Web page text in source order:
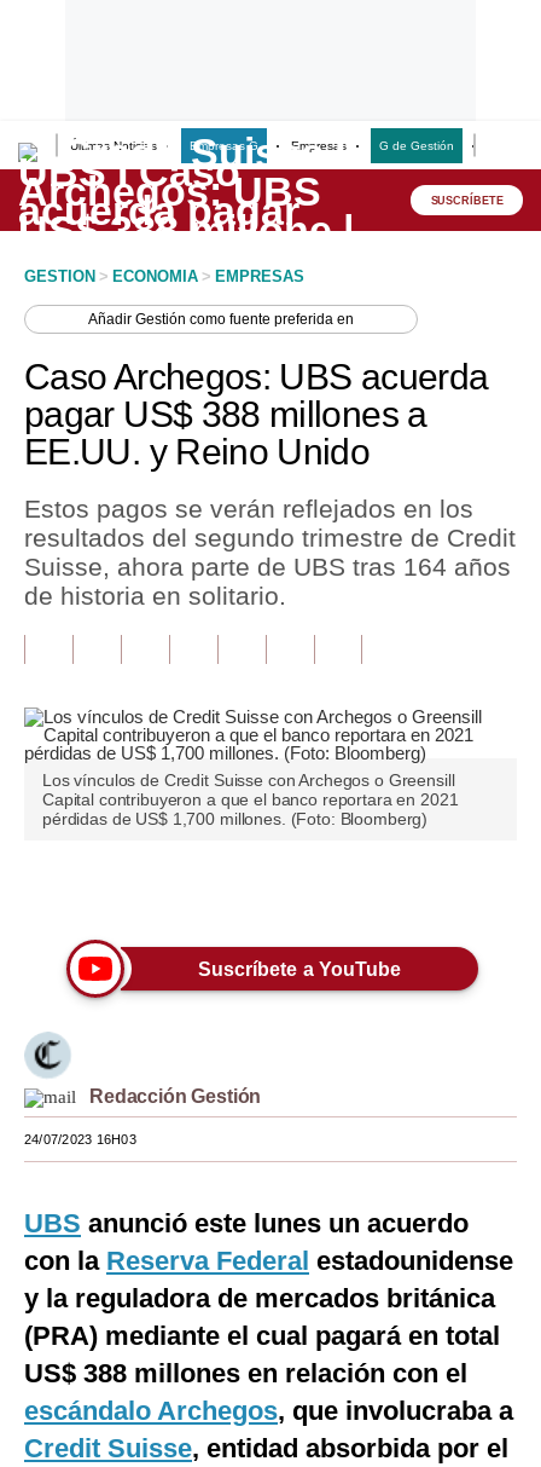
Últimas Noticias Empresas G Empresas G de Gestión
Lo último
Peru Quiosco
Economía
Mercados
Política
Tu Dinero
Finanzas Personales
Plus G
Opinión
Editorial
Tendencias
Viajes
Moda
Estilos
Mundo
EEUU
México
España
Internacional
Tecnología
SUSCRÍBETE
GESTION > ECONOMIA > EMPRESAS
AñadirGestión como fuente preferida en
Caso Archegos: UBS acuerda
pagar US$ 388 millones a
EE.UU. y Reino Unido
Estos pagos se verán reflejados en los
resultados del segundo trimestre de Credit
Suisse, ahora parte de UBS tras 164 años
de historia en solitario.
Los vínculos de Credit Suisse con Archegos o Greensill
Capital contribuyeron a que el banco reportara en 2021
pérdidas de US$ 1,700 millones. (Foto: Bloomberg)
Suscríbete a YouTube
Redacción Gestión
24/07/2023 16H03
UBS anunció este lunes un acuerdo
con la Reserva Federal estadounidense
y la reguladora de mercados británica
(PRA) mediante el cual pagará en total
US$ 388 millones en relación con el
escándalo Archegos, que involucraba a
Credit Suisse, entidad absorbida por el